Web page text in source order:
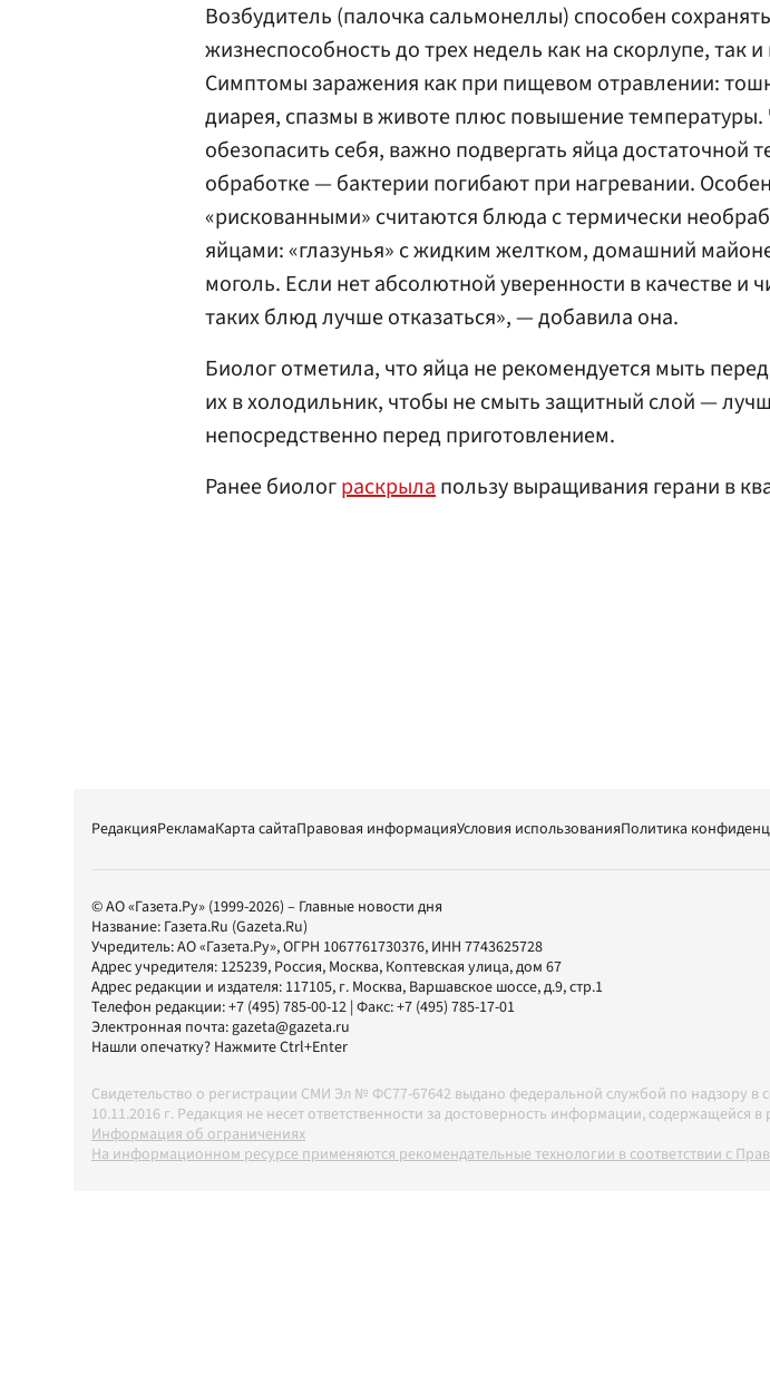
Возбудитель (палочка сальмонеллы) способен сохранять
жизнеспособность до трех недель как на скорлупе, так
Симптомы заражения как при пищевом отравлении:
диарея, спазмы в животе плюс повышение
обезопасить себя, важно подвергать яйца достаточной
обработке — бактерии погибают при нагревании.
«рискованными» считаются блюда с термически
яйцами: «глазунья» с жидким желтком, домашний
моголь. Если нет абсолютной уверенности в качестве и
таких блюд лучше отказаться», — добавила она.
Биолог отметила, что яйца не рекомендуется мыть
их в холодильник, чтобы не смыть защитный слой —
непосредственно перед приготовлением.
Ранее биолограскрылапользу выращивания герани в
РедакцияРекламаКарта сайтаПравовая информацияУсловия использованияПолитика
© АО «Газета.Ру» (1999-2026) – Главные новости дня
Название: Газета.Ru (Gazeta.Ru)
Учредитель:АО «Газета.Ру», ОГРН 1067761730376, ИНН 7743625728
Адрес учредителя: 125239, Россия, Москва, Коптевская улица, дом 67
Адрес редакции и издателя: 117105, г. Москва, Варшавское шоссе, д.9, стр.1
Телефон редакции:+7 (495) 785-00-12 | Факс:+7 (495) 785-17-01
Электронная почта:gazeta@gazeta.ru
Нашли опечатку? Нажмите Ctrl+Enter
Свидетельство о регистрации СМИ Эл № ФС77-67642 выдано федеральной службой по надзору
10.11.2016 г. Редакция не несет ответственности за достоверность информации,
Информация об ограничениях
На информационном ресурсе применяются рекомендательные технологии в соответствии с